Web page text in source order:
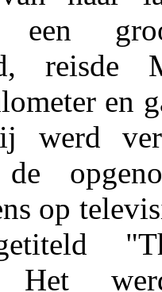
een
reisde
en
werd
op
Het